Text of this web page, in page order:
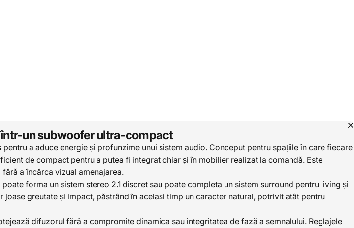
un subwoofer ultra-compact
a aduce energie și profunzime unui sistem audio. Conceput pentru spațiile în care fiecare
de compact pentru a putea fi integrat chiar și în mobilier realizat la comandă. Este
a încărca vizual amenajarea.
forma un sistem stereo 2.1 discret sau poate completa un sistem surround pentru living și
greutate și impact, păstrând în același timp un caracter natural, potrivit atât pentru
difuzorul fără a compromite dinamica sau integritatea de fază a semnalului. Reglajele